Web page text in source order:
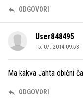
ODGOVORI
User848495
15. 07. 2014 09.53
Ma kakva Jahta obični
ODGOVORI